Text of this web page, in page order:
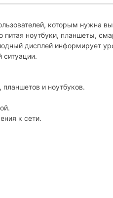
которым нужна
ноутбуки, планшеты,
дисплей информирует
и ноутбуков.
к сети.